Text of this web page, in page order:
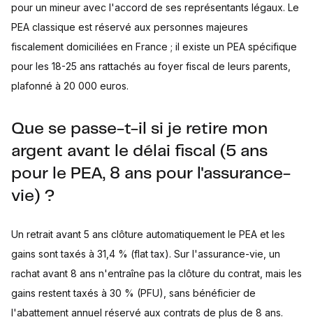
pour un mineur avec l'accord de ses représentants légaux. Le
PEA classique est réservé aux personnes majeures
fiscalement domiciliées en France ; il existe un PEA spécifique
pour les 18-25 ans rattachés au foyer fiscal de leurs parents,
plafonné à 20 000 euros.
Que se passe-t-il si je retire mon
argent avant le délai fiscal (5 ans
pour le PEA, 8 ans pour l'assurance-
vie) ?
Un retrait avant 5 ans clôture automatiquement le PEA et les
gains sont taxés à 31,4 % (flat tax). Sur l'assurance-vie, un
rachat avant 8 ans n'entraîne pas la clôture du contrat, mais les
gains restent taxés à 30 % (PFU), sans bénéficier de
l'abattement annuel réservé aux contrats de plus de 8 ans.